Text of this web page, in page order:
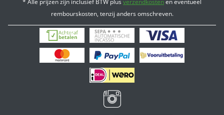
* Alle prijzen zijn inclusief BTW plusverzendkostenen eventueel
rembourskosten, tenzij anders omschreven.